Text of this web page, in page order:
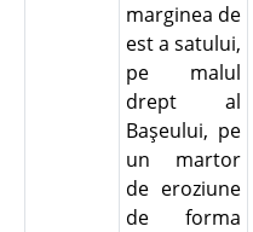
marginea de
est a satului,
pe malul
drept al
Başeului, pe
un martor
de eroziune
de forma